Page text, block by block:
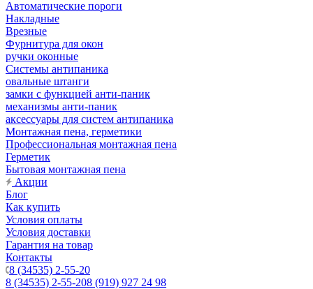
Автоматические пороги
Накладные
Врезные
Фурнитура для окон
ручки оконные
Системы антипаника
овальные штанги
замки с функцией анти-паник
механизмы анти-паник
аксессуары для систем антипаника
Монтажная пена, герметики
Профессиональная монтажная пена
Герметик
Бытовая монтажная пена
Акции
Блог
Как купить
Условия оплаты
Условия доставки
Гарантия на товар
Контакты
8 (34535) 2-55-20
8 (34535) 2-55-208 (919) 927 24 98